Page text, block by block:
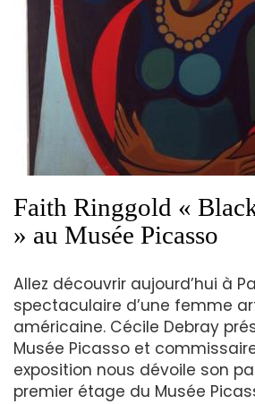
Faith Ringgold «
» au Musée Picasso
Allez découvrir aujourd’hui à
spectaculaire d’une femme
américaine. Cécile Debray
Musée Picasso et
exposition nous dévoile son
premier étage du Musée